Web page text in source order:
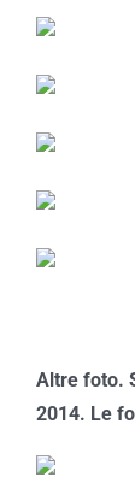
Altre foto.
2014. Le